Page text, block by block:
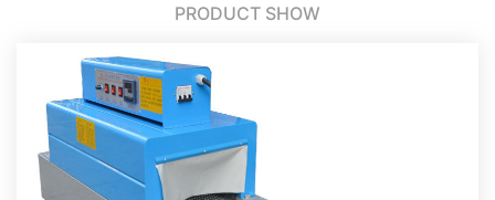
PRODUCT SHOW